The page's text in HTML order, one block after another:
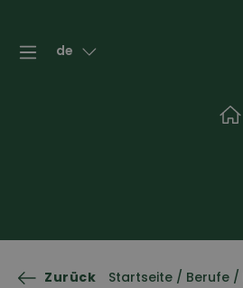
de
Zurück Startseite / Berufe /